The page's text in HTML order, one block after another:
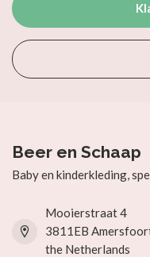
Beer en Schaap
Baby en kinderkleding,
Mooierstraat 4
3811EB
the Netherlands